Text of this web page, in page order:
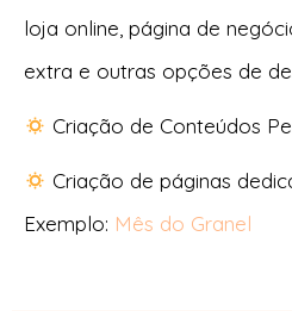
loja online, página de
extra e outras opções de
Criação de Conteúdos
Criação de páginas
Exemplo: Mês do Granel